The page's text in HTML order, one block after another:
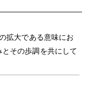
拡大である意味にお
その歩調を共にして